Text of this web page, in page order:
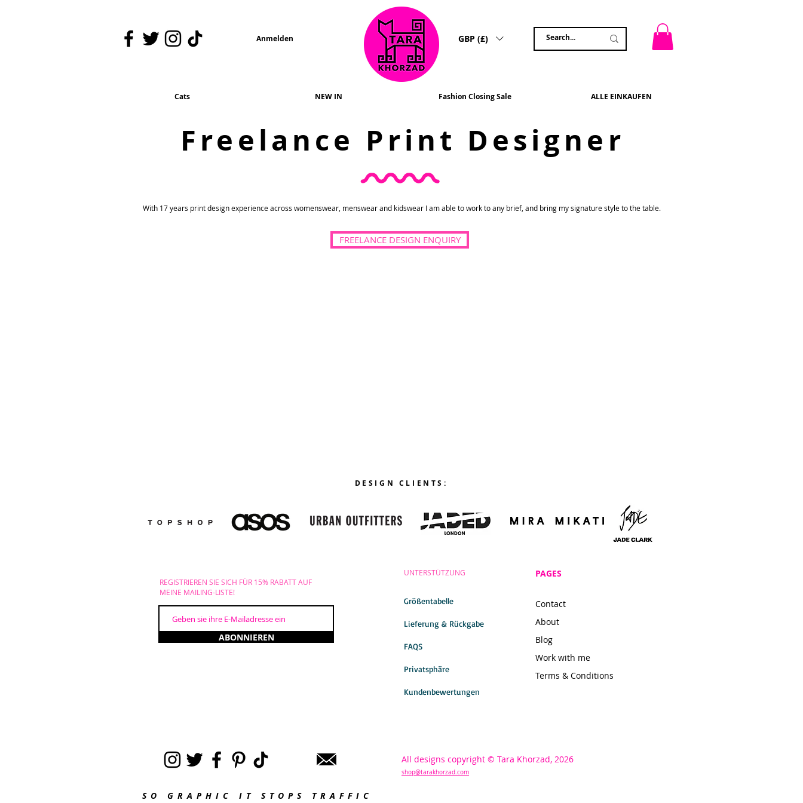
Anmelden GBP (£)
Cats NEW IN Fashion Closing Sale ALLE EINKAUFEN
Freelance Print Designer
With 17 years print design experience across womenswear, menswear and kidswear I am able to work to any brief, and bring my signature style to the table.​
FREELANCE DESIGN ENQUIRY
DESIGN CLIENTS:
REGISTRIEREN SIE SICH FÜR 15% RABATT AUF
MEINE MAILING-LISTE!
ABONNIEREN
UNTERSTÜTZUNG
Größentabelle
Lieferung & Rückgabe
FAQS
Privatsphäre
Kundenbewertungen
PAGES
Contact
About
Blog
Work with me
Terms & Conditions
All designs copyright © Tara Khorzad, 2026
shop@tarakhorzad.com
SO GRAPHIC IT STOPS TRAFFIC